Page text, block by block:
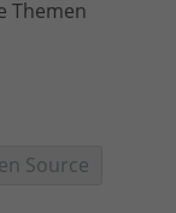
Themen
Source